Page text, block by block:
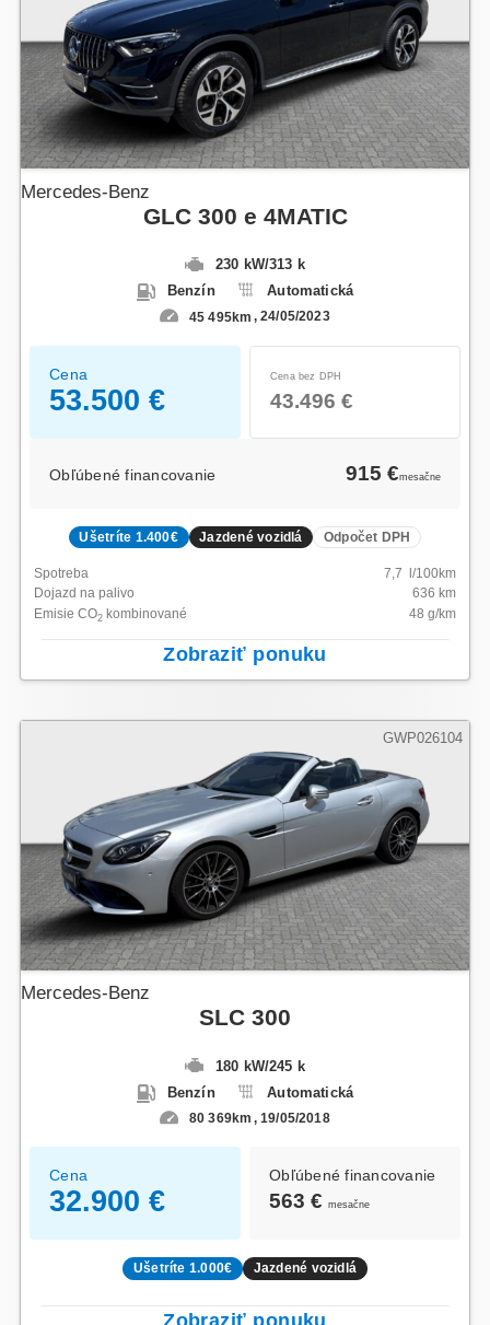
Mercedes-Benz
GLC 300 e 4MATIC
230 kW/313 k
Benzín
Automatická
45 495km 24/05/2023
Cena
53.500 €
Cena bez DPH
43.496 €
Obľúbené financovanie 915 €mesačne
Ušetríte 1.400€ Jazdené vozidlá Odpočet DPH
Spotreba 7,7l/100km
Dojazd na palivo
636 km
Emisie CO2kombinované 48 g/km
Zobraziť ponuku
Mercedes-Benz
SLC 300
180 kW/245 k
Benzín
Automatická
80 369km 19/05/2018
GWP026104
Cena
32.900 €
Obľúbené financovanie
563 € mesačne
Ušetríte 1.000€ Jazdené vozidlá